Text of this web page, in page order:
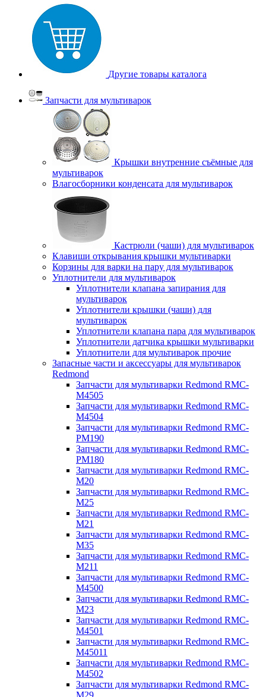
Другие товары каталога
Запчасти для мультиварок
Крышки внутренние съёмные для
мультиварок
Влагосборники конденсата для мультиварок
Кастрюли (чаши) для мультиварок
Клавиши открывания крышки мультиварки
Корзины для варки на пару для мультиварок
Уплотнители для мультиварок
Уплотнители клапана запирания для
мультиварок
Уплотнители крышки (чаши) для
мультиварок
Уплотнители клапана пара для мультиварок
Уплотнители датчика крышки мультиварки
Уплотнители для мультиварок прочие
Запасные части и аксессуары для мультиварок
Redmond
Запчасти для мультиварки Redmond RMC-
M4505
Запчасти для мультиварки Redmond RMC-
M4504
Запчасти для мультиварки Redmond RMC-
PM190
Запчасти для мультиварки Redmond RMC-
PM180
Запчасти для мультиварки Redmond RMC-
M20
Запчасти для мультиварки Redmond RMC-
M25
Запчасти для мультиварки Redmond RMC-
M21
Запчасти для мультиварки Redmond RMC-
M35
Запчасти для мультиварки Redmond RMC-
M211
Запчасти для мультиварки Redmond RMC-
M4500
Запчасти для мультиварки Redmond RMC-
M23
Запчасти для мультиварки Redmond RMC-
M4501
Запчасти для мультиварки Redmond RMC-
M45011
Запчасти для мультиварки Redmond RMC-
M4502
Запчасти для мультиварки Redmond RMC-
M29